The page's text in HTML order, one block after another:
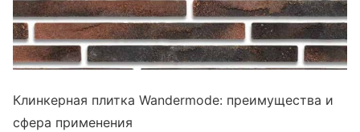
Клинкерная плитка Wandermode: преимущества и
сфера применения